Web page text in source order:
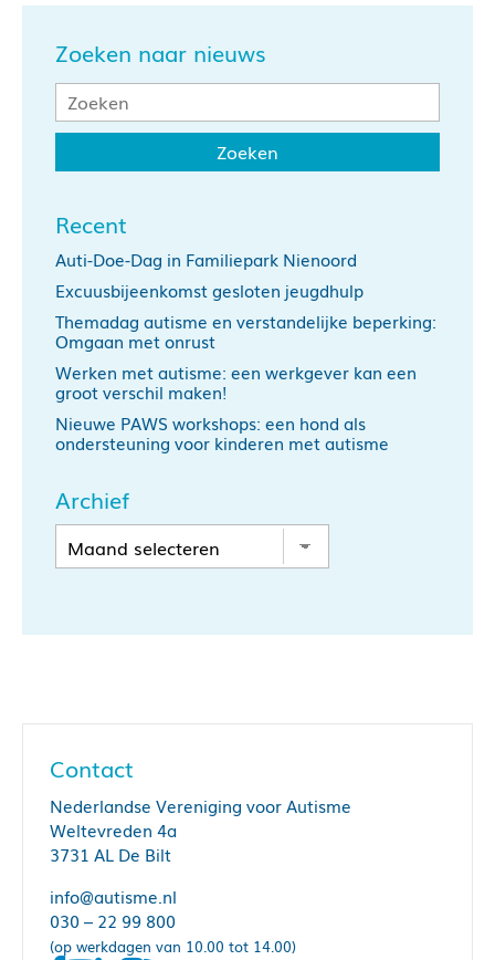
Zoeken naar nieuws
Recent
Auti-Doe-Dag in Familiepark Nienoord
Excuusbijeenkomst gesloten jeugdhulp
Themadag autisme en verstandelijke beperking:
Omgaan met onrust
Werken met autisme: een werkgever kan een
groot verschil maken!
Nieuwe PAWS workshops: een hond als
ondersteuning voor kinderen met autisme
Archief
Contact
Nederlandse Vereniging voor Autisme
Weltevreden 4a
3731 AL De Bilt
info@autisme.nl
030 – 22 99 800
(op werkdagen van 10.00 tot 14.00)